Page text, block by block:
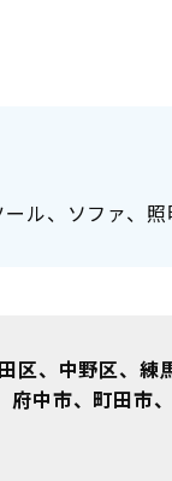
ル、ソファ、
区、中野区、練
中市、町田市